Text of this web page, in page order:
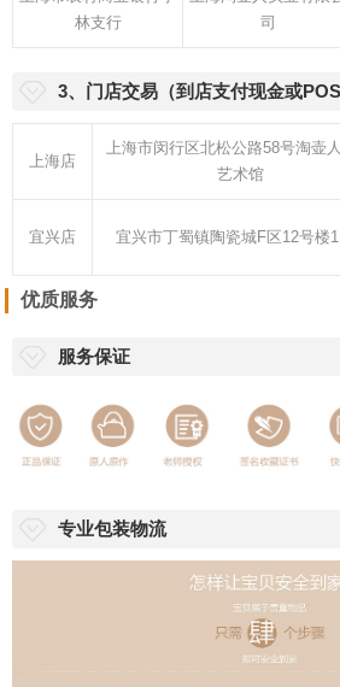
林支行
司
3、门店交易（到店支付现金或POS
上海店
上海市闵行区北松公路58号淘壶
艺术馆
宜兴店 宜兴市丁蜀镇陶瓷城F区12号楼
优质服务
服务保证
专业包装物流